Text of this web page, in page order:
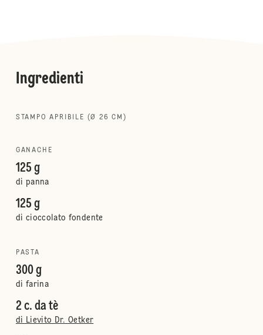
Ingredienti
STAMPO APRIBILE (Ø 26 CM)
GANACHE
125 g
di panna
125 g
di cioccolato fondente
PASTA
300 g
di farina
2 c. da tè
di Lievito Dr. Oetker